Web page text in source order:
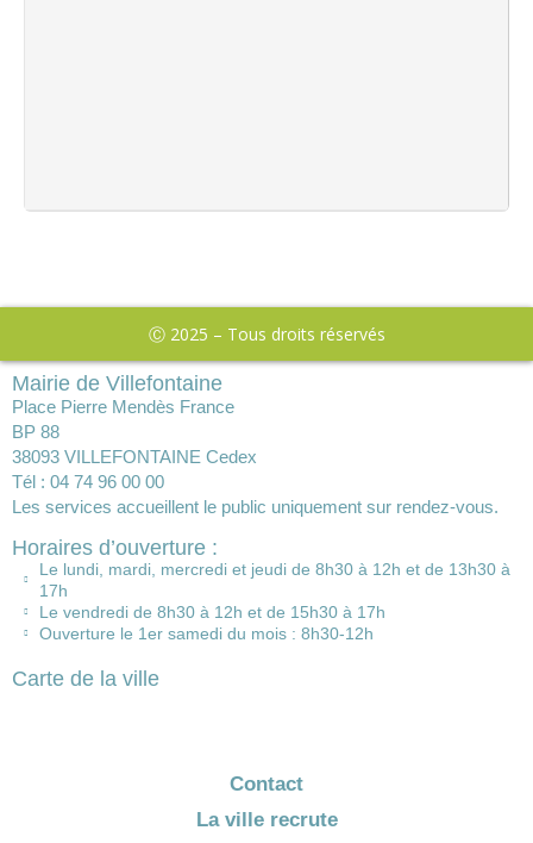
Ⓒ 2025 – Tous droits réservés
Mairie de Villefontaine
Place Pierre Mendès France
BP 88
38093 VILLEFONTAINE Cedex
Tél : 04 74 96 00 00
Les services accueillent le public uniquement sur rendez-vous.
Horaires d’ouverture :
Le lundi, mardi, mercredi et jeudi de 8h30 à 12h et de 13h30 à
17h
Le vendredi de 8h30 à 12h et de 15h30 à 17h
Ouverture le 1er samedi du mois : 8h30-12h
Carte de la ville
Contact
La ville recrute